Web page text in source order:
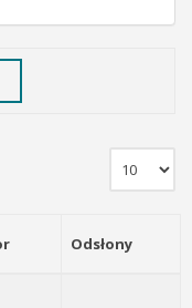
Odsłony